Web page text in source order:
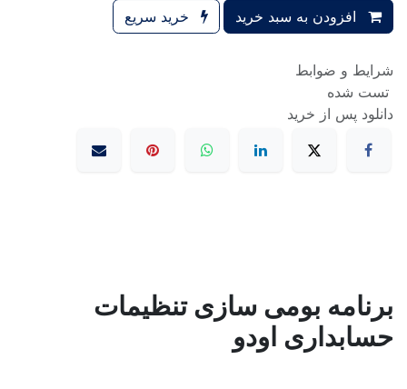
افزودن به سبد خرید خرید سریع
شرایط و ضوابط
تست شده
دانلود پس از خرید
برنامه بومی سازی تنظیمات
حسابداری اودو